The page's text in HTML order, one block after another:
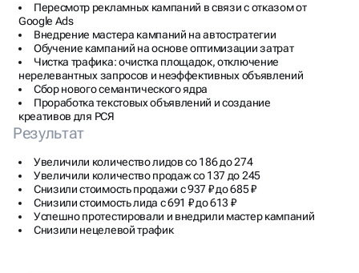
Пересмотр рекламных кампаний в связи с отказом от
Google Ads
Внедрение мастера кампаний на автостратегии
Обучение кампаний на основе оптимизации затрат
Чистка трафика: очистка площадок, отключение
нерелевантных запросов и неэффективных объявлений
Сбор нового семантического ядра
Проработка текстовых объявлений и создание
креативов для РСЯ
Результат
Увеличили количество лидов со 186 до 274
Увеличили количество продаж со 137 до 245
Снизили стоимость продажи с 937 ₽ до 685 ₽
Снизили стоимость лида с 691 ₽ до 613 ₽
Успешно протестировали и внедрили мастер кампаний
Снизили нецелевой трафик